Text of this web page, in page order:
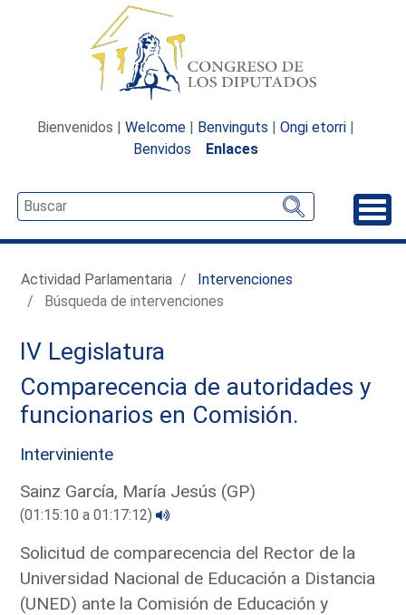
Bienvenidos | Welcome | Benvinguts | Ongi etorri |
Benvidos
Enlaces
Actividad Parlamentaria
Intervenciones
Búsqueda de intervenciones
IV Legislatura
Comparecencia de autoridades y
funcionarios en Comisión.
Interviniente
Sainz García, María Jesús (GP)
(01:15:10 a 01:17:12)
Solicitud de comparecencia del Rector de la
Universidad Nacional de Educación a Distancia
(UNED) ante la Comisión de Educación y